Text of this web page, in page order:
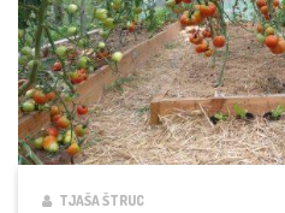
TJAŠA ŠTRUC